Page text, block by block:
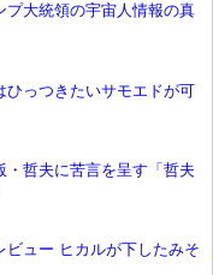
プ大統領の宇宙人情報の真
ひっつきたいサモエドが可
・哲夫に苦言を呈す「哲夫
ビュー ヒカルが下したみそ